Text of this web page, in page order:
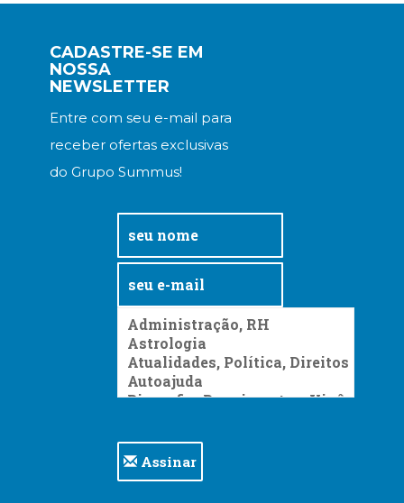
CADASTRE-SE EM
NOSSA
NEWSLETTER
Entre com seu e-mail para
receber ofertas exclusivas
do Grupo Summus!
Assinar